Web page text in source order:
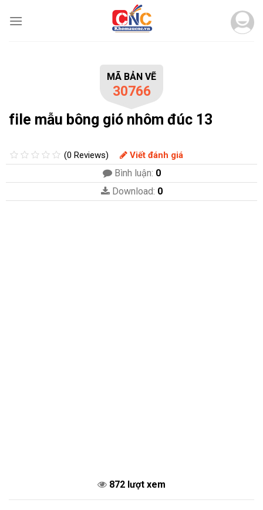
MÃ BẢN VẼ
30766
file mẫu bông gió nhôm đúc 13
(0 Reviews) Viết đánh giá
Bình luận: 0
Download: 0
872 lượt xem